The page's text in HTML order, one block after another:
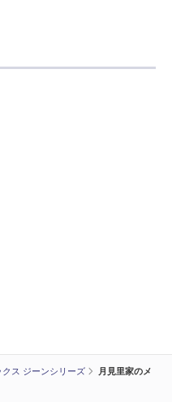
クス ジーンシリーズ
月見里家のメ